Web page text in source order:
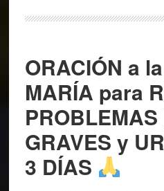
ORACIÓN a
MARÍA para
PROBLEMAS
GRAVES y
3 DÍAS